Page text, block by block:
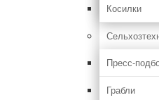
Косилки
Пресс-
Грабли